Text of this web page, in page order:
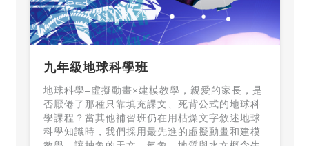
九年級地球科學班
地球科學‒虛擬動畫×建模教學，親愛的家長，是
否厭倦了那種只靠填充課文、死背公式的地球科
學課程？當其他補習班仍在用枯燥文字敘述地球
科學知識時，我們採用最先進的虛擬動畫和建模